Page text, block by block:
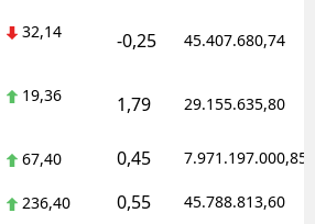
Kütahya
Malatya
32,14 -0,25 45.407.680,74
19,36 1,79 29.155.635,80
67,40 0,45 7.971.197.000,85
236,40 0,55 45.788.813,60